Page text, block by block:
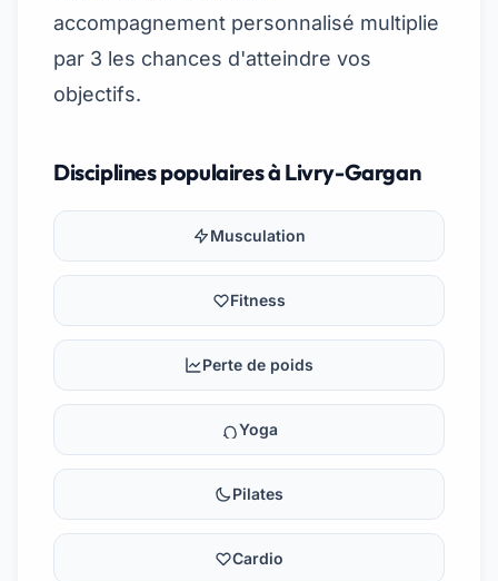
accompagnement personnalisé multiplie
par 3 les chances d'atteindre vos
objectifs.
Disciplines populaires à Livry-Gargan
Musculation
Fitness
Perte de poids
Yoga
Pilates
Cardio